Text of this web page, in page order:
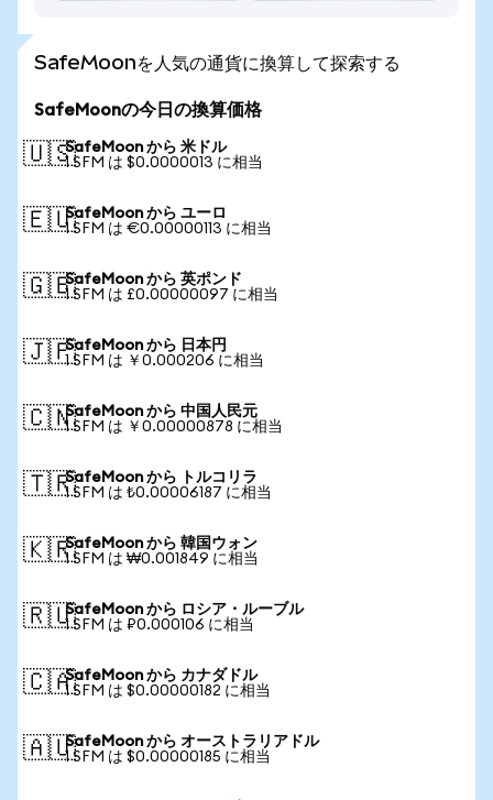
SafeMoonを人気の通貨に換算して探索する
SafeMoonの今日の換算価格
🇺🇸SafeMoon から 米ドル
1 SFM は $0.0000013 に相当
🇪🇺SafeMoon から ユーロ
1 SFM は €0.00000113 に相当
🇬🇧SafeMoon から 英ポンド
1 SFM は £0.00000097 に相当
🇯🇵SafeMoon から 日本円
1 SFM は ￥0.000206 に相当
🇨🇳SafeMoon から 中国人民元
1 SFM は ￥0.00000878 に相当
🇹🇷SafeMoon から トルコリラ
1 SFM は ₺0.00006187 に相当
🇰🇷SafeMoon から 韓国ウォン
1 SFM は ₩0.001849 に相当
🇷🇺SafeMoon から ロシア・ルーブル
1 SFM は ₽0.000106 に相当
🇨🇦SafeMoon から カナダドル
1 SFM は $0.00000182 に相当
🇦🇺SafeMoon から オーストラリアドル
1 SFM は $0.00000185 に相当